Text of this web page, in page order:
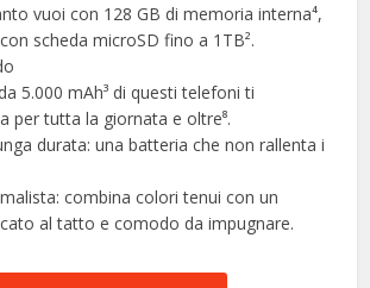
vuoi con 128 GB di memoria interna⁴,
scheda microSD fino a 1TB².
5.000 mAh³ di questi telefoni ti
per tutta la giornata e oltre⁸.
durata: una batteria che non rallenta i
combina colori tenui con un
al tatto e comodo da impugnare.